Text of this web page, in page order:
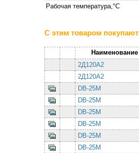
Рабочая температура,°С
С этим товаром
Наименование
2Д120А2
2Д120А2
DB-25M
DB-25M
DB-25M
DB-25M
DB-25M
DB-25M